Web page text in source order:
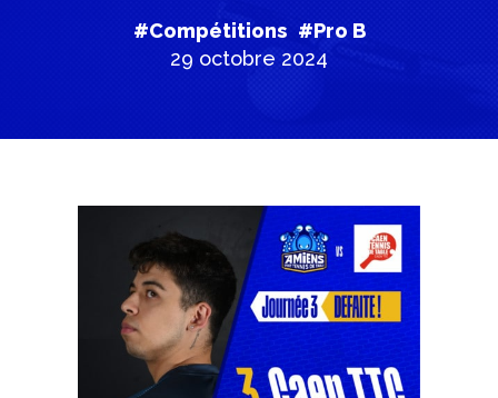
#Compétitions #Pro B
29 octobre 2024